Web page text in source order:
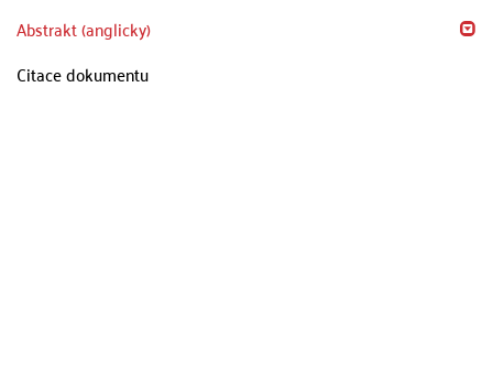
Abstrakt (anglicky)
Citace dokumentu